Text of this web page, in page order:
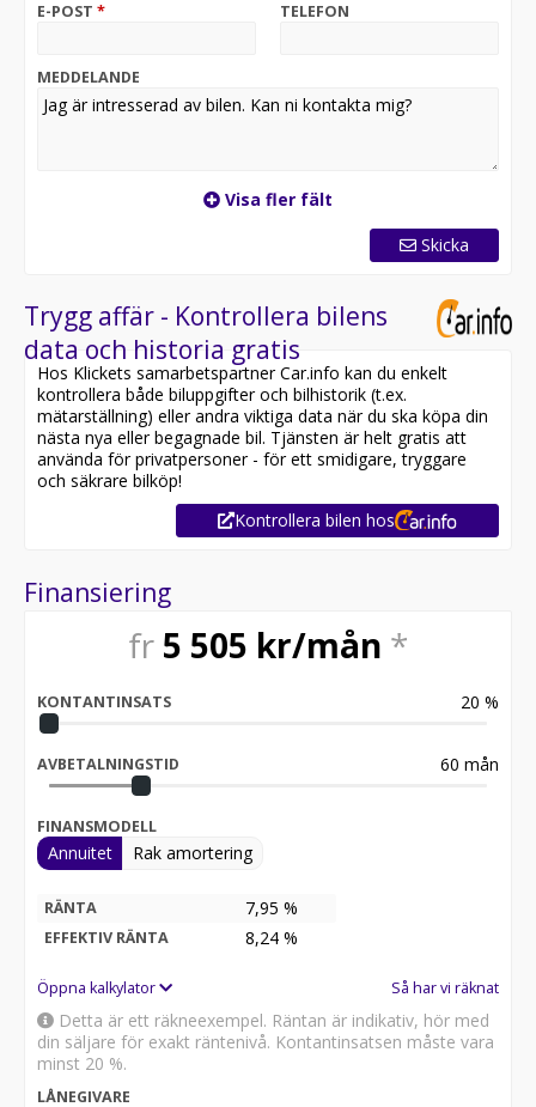
tums aluminiumfälgar och svarta detaljer som ger bilen
för både vardag och utflykter.
Sammanfattningsvis är detta en elbil som ger dig både
prestanda, miljövänlighet och komfort.
E-POST * TELEFON
MEDDELANDE
Visa fler fält
Skicka
Trygg affär - Kontrollera bilens
data och historia gratis
Hos Klickets samarbetspartner Car.info kan du enkelt
kontrollera både biluppgifter och bilhistorik (t.ex.
mätarställning) eller andra viktiga data när du ska köpa din
nästa nya eller begagnade bil. Tjänsten är helt gratis att
använda för privatpersoner - för ett smidigare, tryggare
och säkrare bilköp!
Kontrollera bilen hos
Finansiering
fr 5 505 kr/mån *
KONTANTINSATS 20 %
AVBETALNINGSTID 60 mån
FINANSMODELL
Annuitet Rak amortering
RÄNTA 7,95 %
EFFEKTIV RÄNTA 8,24 %
Öppna kalkylator Så har vi räknat
Detta är ett räkneexempel. Räntan är indikativ, hör med
din säljare för exakt räntenivå. Kontantinsatsen måste vara
minst 20 %.
LÅNEGIVARE